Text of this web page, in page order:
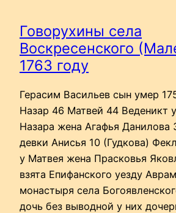
Говорухины села
Воскресенского
1763 году
Герасим Васильев сын умер
Назар 46 Матвей 44 Веденикт
Назара жена Агафья Данилова
девки Анисья 10 (Гудкова)
у Матвея жена Прасковья
взята Епифанского уезду
монастыря села
дочь без выводной у них